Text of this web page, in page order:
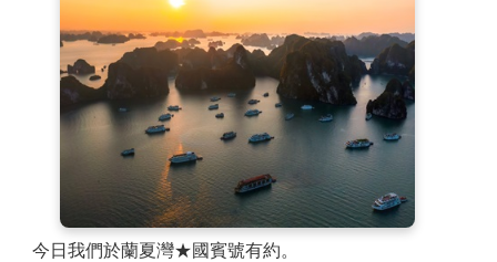
著空調系統讓旅客在200多公尺的高空中緩慢得欣賞下龍灣
的美景及鄰近地區美麗的景緻，繞行一圈大約需要15~18分
鐘。
今日我們於蘭夏灣★國賓號有約。